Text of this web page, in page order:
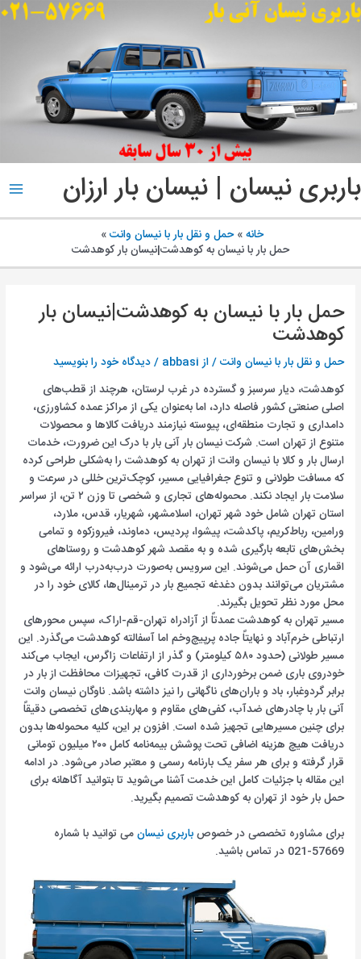
باربری نیسان | نیسان بار ارزان
خانه
حمل و نقل بار با نیسان وانت
حمل بار با نیسان به کوهدشت|نیسان بار کوهدشت
حمل بار با نیسان به کوهدشت|نیسان بار
کوهدشت
حمل و نقل بار با نیسان وانت/ از abbasi
/دیدگاه‌ خود را بنویسید
کوهدشت، دیار سرسبز و گسترده در غرب لرستان، هرچند از قطب‌های
اصلی صنعتی کشور فاصله دارد، اما به‌عنوان یکی از مراکز عمده کشاورزی،
دامداری و تجارت منطقه‌ای، پیوسته نیازمند دریافت کالاها و محصولات
متنوع از تهران است. شرکت نیسان بار آنی بار با درک این ضرورت، خدمات
ارسال بار و کالا با نیسان وانت از تهران به کوهدشت را به‌شکلی طراحی کرده
که مسافت طولانی و تنوع جغرافیایی مسیر، کوچک‌ترین خللی در سرعت و
سلامت بار ایجاد نکند. محموله‌های تجاری و شخصی تا وزن ۲ تن، از سراسر
استان تهران شامل خود شهر تهران، اسلامشهر، شهریار، قدس، ملارد،
ورامین، رباط‌کریم، پاکدشت، پیشوا، پردیس، دماوند، فیروزکوه و تمامی
بخش‌های تابعه بارگیری شده و به مقصد شهر کوهدشت و روستاهای
اقماری آن حمل می‌شوند. این سرویس به‌صورت درب‌به‌درب ارائه می‌شود و
مشتریان می‌توانند بدون دغدغه تجمیع بار در ترمینال‌ها، کالای خود را در
محل مورد نظر تحویل بگیرند.
مسیر تهران به کوهدشت عمدتاً از آزادراه تهران-قم-اراک، سپس محورهای
ارتباطی خرم‌آباد و نهایتاً جاده پرپیچ‌وخم اما آسفالته کوهدشت می‌گذرد. این
مسیر طولانی (حدود ۵۸۰ کیلومتر) و گذر از ارتفاعات زاگرس، ایجاب می‌کند
خودروی باری ضمن برخورداری از قدرت کافی، تجهیزات محافظت از بار در
برابر گردوغبار، باد و باران‌های ناگهانی را نیز داشته باشد. ناوگان نیسان وانت
آنی بار با چادرهای ضدآب، کفی‌های مقاوم و مهاربندی‌های تخصصی دقیقاً
برای چنین مسیرهایی تجهیز شده است. افزون بر این، کلیه محموله‌ها بدون
دریافت هیچ هزینه اضافی تحت پوشش بیمه‌نامه کامل ۲۰۰ میلیون تومانی
قرار گرفته و برای هر سفر یک بارنامه رسمی و معتبر صادر می‌شود. در ادامه
این مقاله با جزئیات کامل این خدمت آشنا می‌شوید تا بتوانید آگاهانه برای
حمل بار خود از تهران به کوهدشت تصمیم بگیرید.
برای مشاوره تخصصی در خصوصباربری نیسانمی توانید با شماره
57669-021 در تماس باشید.